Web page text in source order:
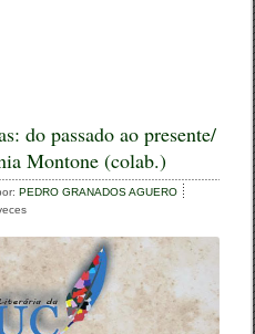
do passado ao presente/
Montone (colab.)
PEDRO GRANADOS AGUERO